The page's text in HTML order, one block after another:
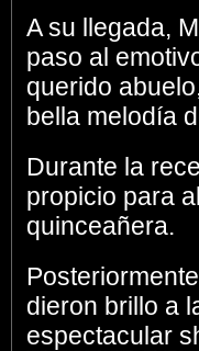
A su llegada,
paso al
querido
bella melodía
Durante la
propicio para
quinceañera.
dieron brillo a
espectacular